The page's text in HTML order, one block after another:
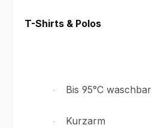
T-Shirts & Polos
· Bis 95°C waschbar
· Kurzarm